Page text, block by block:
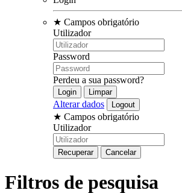
★ Campos obrigatório
Utilizador
Password
Perdeu a sua password?
Alterar dados
★ Campos obrigatório
Utilizador
Filtros de pesquisa